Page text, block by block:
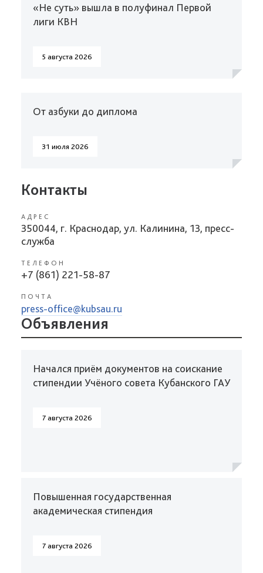
«Не суть» вышла в полуфинал Первой
лиги КВН
5 августа 2026
От азбуки до диплома
31 июля 2026
Контакты
АДРЕС
350044, г. Краснодар, ул. Калинина, 13, пресс-
служба
ТЕЛЕФОН
+7 (861) 221-58-87
ПОЧТА
press-office@kubsau.ru
Объявления
Начался приём документов на соискание
стипендии Учёного совета Кубанского ГАУ
7 августа 2026
Повышенная государственная
академическая стипендия
7 августа 2026